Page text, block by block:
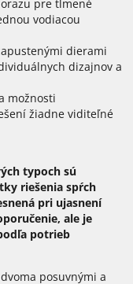
pre tlmené
vodiacou
dierami
dizajnov a
možnosti
žiadne viditeľné
typoch sú
riešenia spŕch
pri ujasnení
ale je
potrieb
posuvnými a